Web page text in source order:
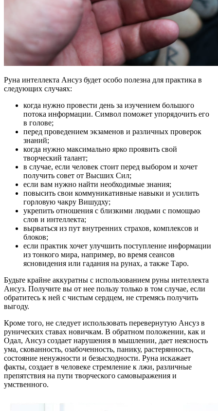
Руна интеллекта Ансуз будет особо полезна для практика в
следующих случаях:
когда нужно провести день за изучением большого
потока информации. Символ поможет упорядочить его
в голове;
перед проведением экзаменов и различных проверок
знаний;
когда нужно максимально ярко проявить свой
творческий талант;
в случае, если человек стоит перед выбором и хочет
получить совет от Высших Сил;
если вам нужно найти необходимые знания;
повысить свои коммуникативные навыки и усилить
горловую чакру Вишудху;
укрепить отношения с близкими людьми с помощью
слов и интеллекта;
вырваться из пут внутренних страхов, комплексов и
блоков;
если практик хочет улучшить поступление информации
из тонкого мира, например, во время сеансов
ясновидения или гадания на рунах, а также Таро.
Будьте крайне аккуратны с использованием руны интеллекта
Ансуз. Получите вы от нее пользу только в том случае, если
обратитесь к ней с чистым сердцем, не стремясь получить
выгоду.
Кроме того, не следует использовать перевернутую Ансуз в
рунических ставах новичкам. В обратном положении, как и
Одал, Ансуз создает нарушения в мышлении, дает неясность
ума, скованность, озабоченность, панику, растерянность,
состояние ненужности и безысходности. Руна искажает
факты, создает в человеке стремление к лжи, различные
препятствия на пути творческого самовыражения и
умственного.